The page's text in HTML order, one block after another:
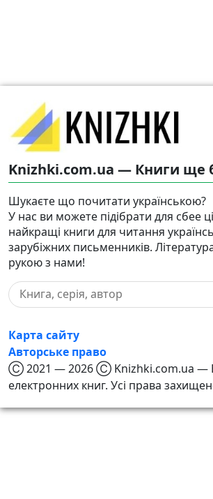
Knizhki.com.ua — Книги ще
Шукаєте що почитати українською?
У нас ви можете підібрати для сбее
найкращі книги для читання
зарубіжних письменників.
рукою з нами!
Карта сайту
Авторське право
Ⓒ 2021 — 2026 Ⓒ Knizhki.com.ua —
електронних книг. Усі права